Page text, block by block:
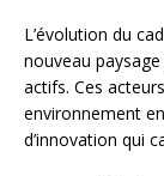
L’évolution du
nouveau
actifs. Ces
environnement
d’innovation qui